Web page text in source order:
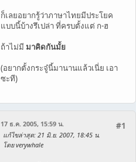
ก็เลยอยากรู้ว่าภาษาไทยมีประโยค
แบบนี้บ้างรึเปล่า ที่ครบตั้งแต่ ก-ฮ
ถ้าไม่มี มาคิดกันมั้ย
(อยากตั้งกระจู๋นี้มานานแล้วเนี่ย เอา
ซะที)
#1
17 ธ.ค. 2005, 15:59 น.
แก้ไขล่าสุด: 21 มิ.ย. 2007, 18:45 น.
โดย verywhale